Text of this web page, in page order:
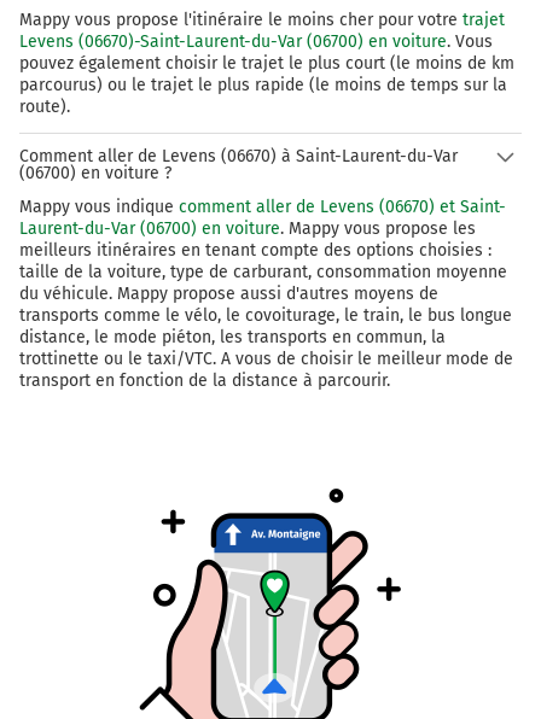
Mappy vous propose l'itinéraire le moins cher pour votre trajet
Levens (06670)-Saint-Laurent-du-Var (06700) en voiture. Vous
pouvez également choisir le trajet le plus court (le moins de km
parcourus) ou le trajet le plus rapide (le moins de temps sur la
route).
Comment aller de Levens (06670) à Saint-Laurent-du-Var
(06700) en voiture ?
Mappy vous indique comment aller de Levens (06670) et Saint-
Laurent-du-Var (06700) en voiture. Mappy vous propose les
meilleurs itinéraires en tenant compte des options choisies :
taille de la voiture, type de carburant, consommation moyenne
du véhicule. Mappy propose aussi d'autres moyens de
transports comme le vélo, le covoiturage, le train, le bus longue
distance, le mode piéton, les transports en commun, la
trottinette ou le taxi/VTC. A vous de choisir le meilleur mode de
transport en fonction de la distance à parcourir.